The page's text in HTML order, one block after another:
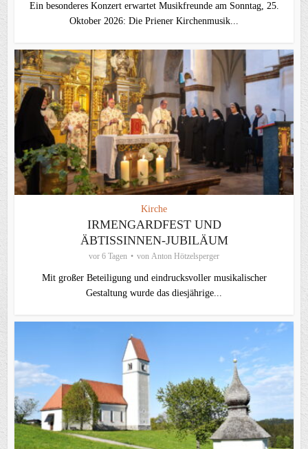
Ein besonderes Konzert erwartet Musikfreunde am Sonntag, 25.
Oktober 2026: Die Priener Kirchenmusik...
Kirche
IRMENGARDFEST UND
ÄBTISSINNEN-JUBILÄUM
vor 6 Tagen von Anton Hötzelsperger
Mit großer Beteiligung und eindrucksvoller musikalischer
Gestaltung wurde das diesjährige...